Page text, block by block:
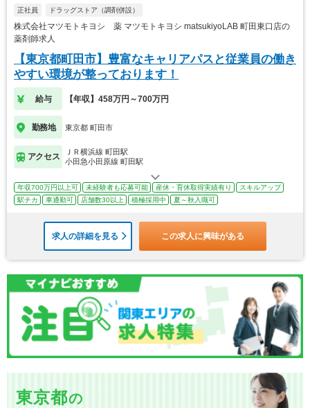
正社員 ドラッグストア（調剤併設）
株式会社マツモトキヨシ 薬 マツモトキヨシ matsukiyoLAB 町田東口店の
薬剤師求人
【東京都町田市】豊富なキャリアパスと従業員の働き
やすい環境が整っております！
給与 【年収】458万円～700万円
勤務地 東京都 町田市
アクセス
ＪＲ横浜線 町田駅
小田急小田原線 町田駅
年収700万円以上可 未経験者も応募可能 産休・育休取得実績有り
スキルアップ
駅チカ
車通勤可 店舗数30以上 積極採用中 夏～秋入職可
求人の詳細を見る この求人に興味がある
東京都の